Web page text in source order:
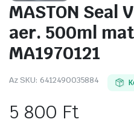
MASTON Seal
aer. 500ml
MA1970121
Az SKU: 6412490035884
5 800 Ft